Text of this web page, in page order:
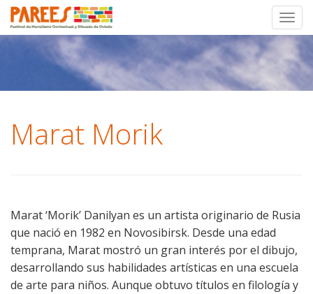
Skip
Marat Morik
Marat ‘Morik’ Danilyan es un artista originario de Rusia
que nació en 1982 en Novosibirsk. Desde una edad
temprana, Marat mostró un gran interés por el dibujo,
desarrollando sus habilidades artísticas en una escuela
de arte para niños. Aunque obtuvo títulos en filología y